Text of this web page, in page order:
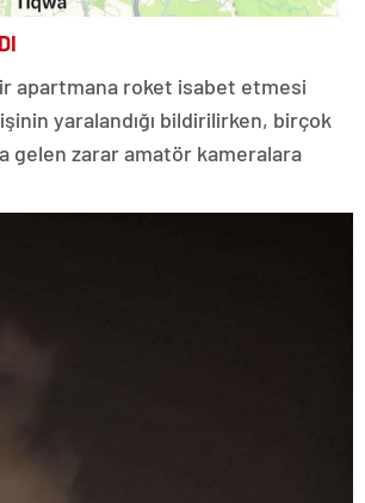
apartmana roket isabet etmesi
yaralandığı bildirilirken, birçok
gelen zarar amatör kameralara